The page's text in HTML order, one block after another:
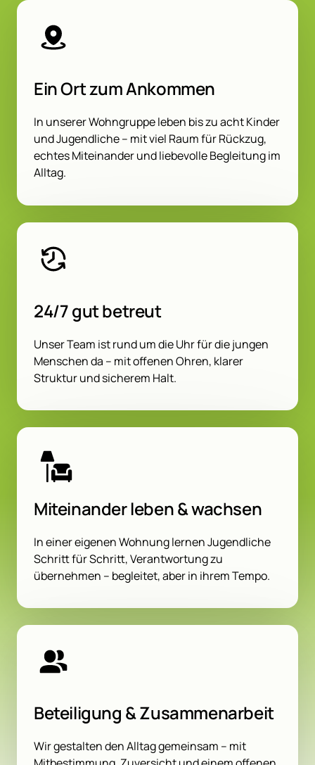
Ein Ort zum Ankommen
In unserer Wohngruppe leben bis zu acht Kinder
und Jugendliche – mit viel Raum für Rückzug,
echtes Miteinander und liebevolle Begleitung im
Alltag.
24/7 gut betreut
Unser Team ist rund um die Uhr für die jungen
Menschen da – mit offenen Ohren, klarer
Struktur und sicherem Halt.
Miteinander leben & wachsen
In einer eigenen Wohnung lernen Jugendliche
Schritt für Schritt, Verantwortung zu
übernehmen – begleitet, aber in ihrem Tempo.
Beteiligung & Zusammenarbeit
Wir gestalten den Alltag gemeinsam – mit